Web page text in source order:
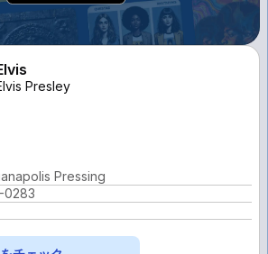
Presley
Pressing
0283